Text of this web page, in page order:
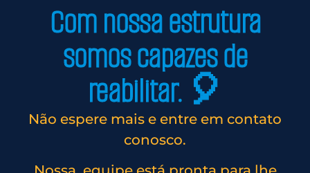
Com nossa estrutura
somos capazes de
reabilitar. 🎈
Não espere mais e entre em contato
conosco.